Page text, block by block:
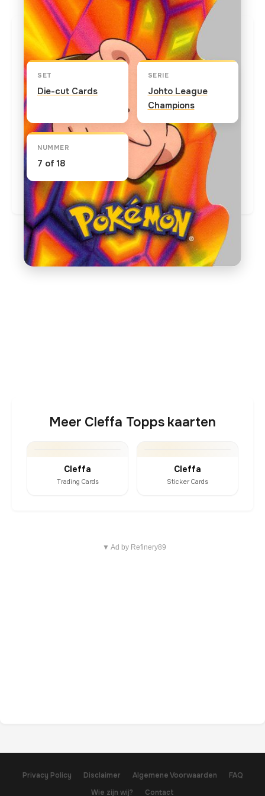
Kaart info
SET
Die-cut Cards
SERIE
Johto League
Champions
NUMMER
7 of 18
Meer Cleffa Topps kaarten
Cleffa
Trading Cards
Cleffa
Sticker Cards
▼ Ad by Refinery89
Privacy Policy Disclaimer Algemene Voorwaarden
FAQ
Wie zijn wij?
Contact